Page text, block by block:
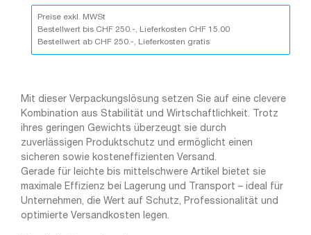
Preise exkl. MWSt
Bestellwert bis CHF 250.-, Lieferkosten CHF 15.00
Bestellwert ab CHF 250.-, Lieferkosten gratis
Mit dieser Verpackungslösung setzen Sie auf eine clevere
Kombination aus Stabilität und Wirtschaftlichkeit. Trotz
ihres geringen Gewichts überzeugt sie durch
zuverlässigen Produktschutz und ermöglicht einen
sicheren sowie kosteneffizienten Versand.
Gerade für leichte bis mittelschwere Artikel bietet sie
maximale Effizienz bei Lagerung und Transport – ideal für
Unternehmen, die Wert auf Schutz, Professionalität und
optimierte Versandkosten legen.